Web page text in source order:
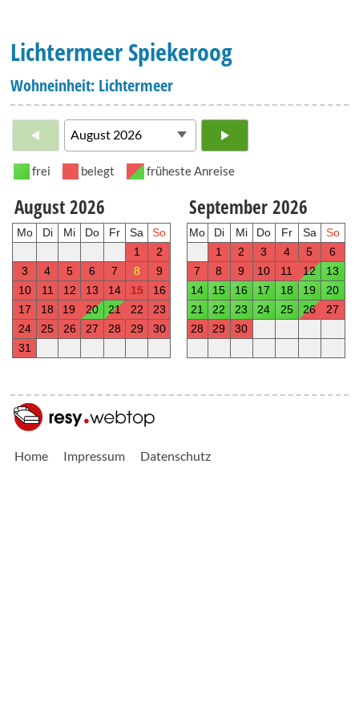
Lichtermeer Spiekeroog
Wohneinheit: Lichtermeer
Home Impressum Datenschutz